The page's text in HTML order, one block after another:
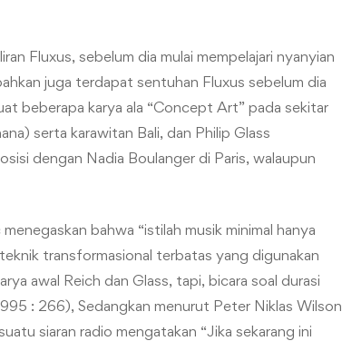
Fluxus, sebelum dia mulai mempelajari nyanyian
juga terdapat sentuhan Fluxus sebelum dia
beberapa karya ala “Concept Art” pada sekitar
serta karawitan Bali, dan Philip Glass
dengan Nadia Boulanger di Paris, walaupun
bahwa “istilah musik minimal hanya
transformasional terbatas yang digunakan
awal Reich dan Glass, tapi, bicara soal durasi
: 266), Sedangkan menurut Peter Niklas Wilson
siaran radio mengatakan “Jika sekarang ini